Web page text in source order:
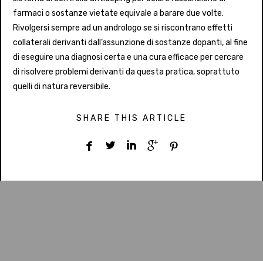
farmaci o sostanze vietate equivale a barare due volte.
Rivolgersi sempre ad un andrologo se si riscontrano effetti
collaterali derivanti dall’assunzione di sostanze dopanti, al fine
di eseguire una diagnosi certa e una cura efficace per cercare
di risolvere problemi derivanti da questa pratica, soprattuto
quelli di natura reversibile.
SHARE THIS ARTICLE
    